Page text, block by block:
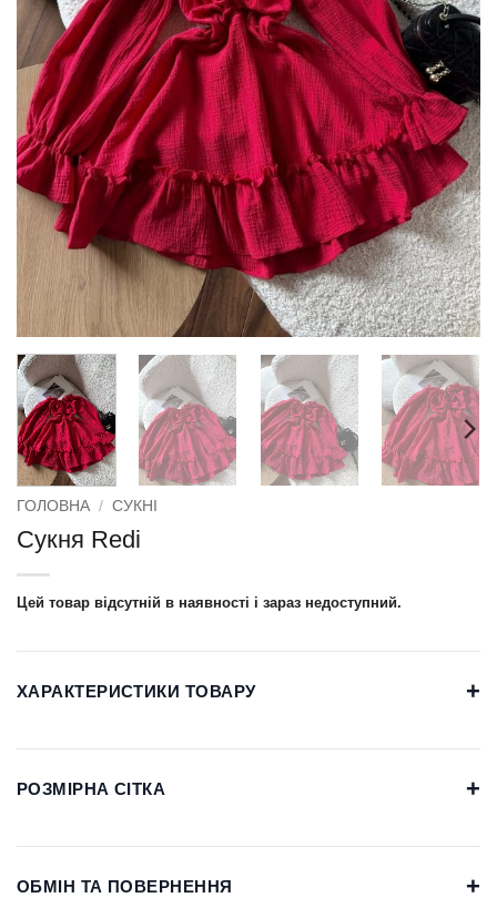
ГОЛОВНА / СУКНІ
Сукня Redi
Цей товар відсутній в наявності і зараз недоступний.
ХАРАКТЕРИСТИКИ ТОВАРУ +
РОЗМІРНА СІТКА +
ОБМІН ТА ПОВЕРНЕННЯ +